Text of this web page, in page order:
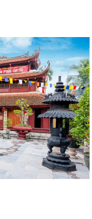
thải rắn sinh hoạt tại nguồn,
soát mất cân bằng giới tính
bảo đảm an toàn phòng
bảo đảm an toàn sản xuất
tập trung chuẩn bị đầy đủ
Nghị quyết Hội nghị lần thứ
của Chính phủ về công